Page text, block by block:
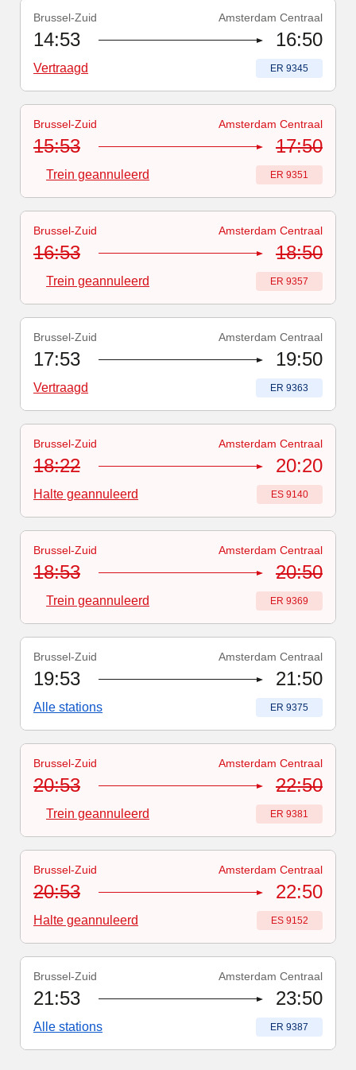
Treinnummer:
ER 9345-Vertraagd
Brussel-Zuid Amsterdam Centraal
14:53 16:50
Vertraagd Treinnummer
ER 9345
Treinnummer:
ER 9351-Trein geannuleerd
Brussel-Zuid Amsterdam Centraal
15:53 17:50
Trein geannuleerd Treinnummer
ER 9351
Treinnummer:
ER 9357-Trein geannuleerd
Brussel-Zuid Amsterdam Centraal
16:53 18:50
Trein geannuleerd Treinnummer
ER 9357
Treinnummer:
ER 9363-Vertraagd
Brussel-Zuid Amsterdam Centraal
17:53 19:50
Vertraagd Treinnummer
ER 9363
Treinnummer:
ES 9140
Brussel-Zuid Amsterdam Centraal
18:22 20:20
Halte geannuleerd Treinnummer
ES 9140
Treinnummer:
ER 9369-Trein geannuleerd
Brussel-Zuid Amsterdam Centraal
18:53 20:50
Trein geannuleerd Treinnummer
ER 9369
Treinnummer:
ER 9375
Brussel-Zuid Amsterdam Centraal
19:53 21:50
Alle stations Treinnummer
ER 9375
Treinnummer:
ER 9381-Trein geannuleerd
Brussel-Zuid Amsterdam Centraal
20:53 22:50
Trein geannuleerd Treinnummer
ER 9381
Treinnummer:
ES 9152
Brussel-Zuid Amsterdam Centraal
20:53 22:50
Halte geannuleerd Treinnummer
ES 9152
Treinnummer:
ER 9387
Brussel-Zuid Amsterdam Centraal
21:53 23:50
Alle stations Treinnummer
ER 9387